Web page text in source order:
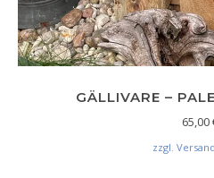
GÄLLIVARE –
65,00
zzgl.